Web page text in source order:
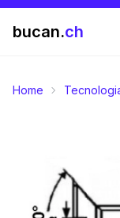
bucan.ch
Home